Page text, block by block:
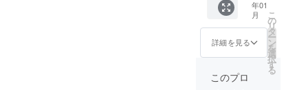
自ご負
担くだ
ド(浅煎
り) ・
DONGR
EEブレ
五焙
コー
ドリン
ク(ノン
アルも
有り)3
杯付
き。 場
所：
DONGR
タンド
から滋
賀移住
後の古
民家
ブック
カ
フェ、
年01
月
詳細を見る
こ
の
リ
タ
ー
ン
を
選
択
す
る
このプロ